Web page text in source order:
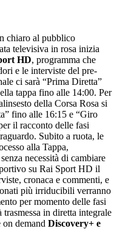
chiaro al pubblico
televisiva in rosa inizia
HD, programma che
e le interviste del pre-
ci sarà “Prima Diretta”
tappa fino alle 14:00. Per
della Corsa Rosa si
fino alle 16:15 e “Giro
il racconto delle fasi
Subito a ruota, le
alla Tappa,
necessità di cambiare
su Rai Sport HD il
cronaca e commenti, e
più irriducibili verranno
per momento delle fasi
in diretta integrale
demand Discovery+ e